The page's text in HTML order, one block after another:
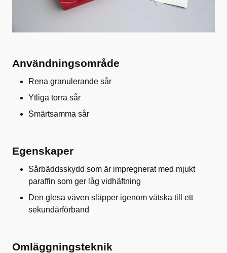
Användningsområde
Rena granulerande sår
Ytliga torra sår
Smärtsamma sår
Egenskaper
Sårbäddsskydd som är impregnerat med mjukt
paraffin som ger låg vidhäftning
Den glesa väven släpper igenom vätska till ett
sekundärförband
Omläggningsteknik